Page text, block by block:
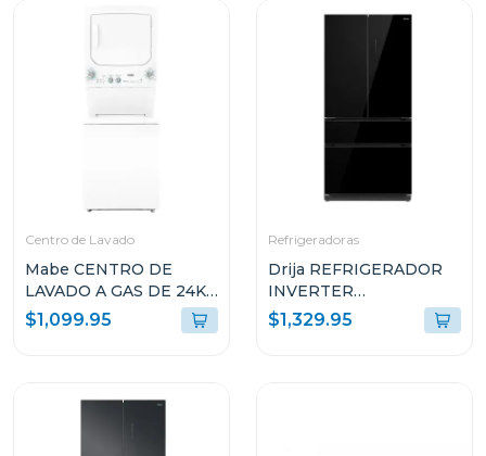
Centro de Lavado
Mabe CENTRO DE
LAVADO A GAS DE 24KG
AQUA SAVER BLANCO
L2440PSBB0
$1,099.95
Refrigeradoras
Drija REFRIGERADOR
INVERTER
EMPOTRABLE DE
18.1P³ ULTRA FAST
$1,329.95